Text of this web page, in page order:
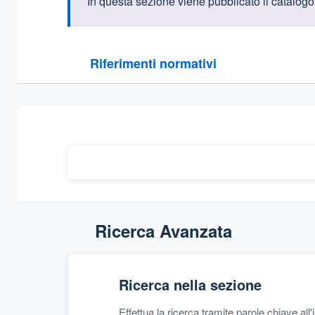
Riferimenti normativi
Sezione compressa
Ricerca Avanzata
Ricerca nella sezione
Effettua la ricerca tramite parole chiave